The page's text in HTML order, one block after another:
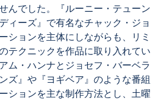
んでした。『ルーニー・テューン
ィーズ』で有名なチャック・ジョ
ションを主体にしながらも、リミ
テクニックを作品に取り入れてい
ム・ハンナとジョセフ・バーベラ
ズ』や『ヨギベア』のような番組
ションを主な制作方法とし、土曜